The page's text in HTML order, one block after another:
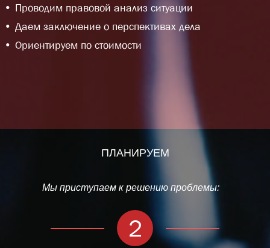
Проводим правовой анализ ситуации
Даем заключение о перспективах дела
Ориентируем по стоимости
ПЛАНИРУЕМ
Мы приступаем к решению проблемы:
2